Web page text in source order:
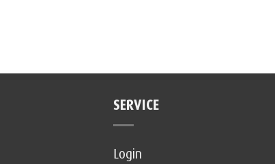
SERVICE
Login